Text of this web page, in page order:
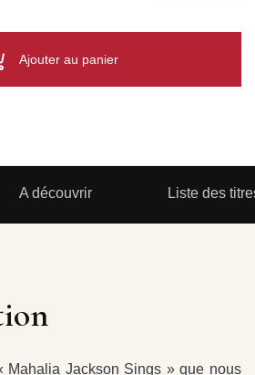
Ajouter au panier
A découvrir Liste des
Mahalia Jackson Sings » que nous